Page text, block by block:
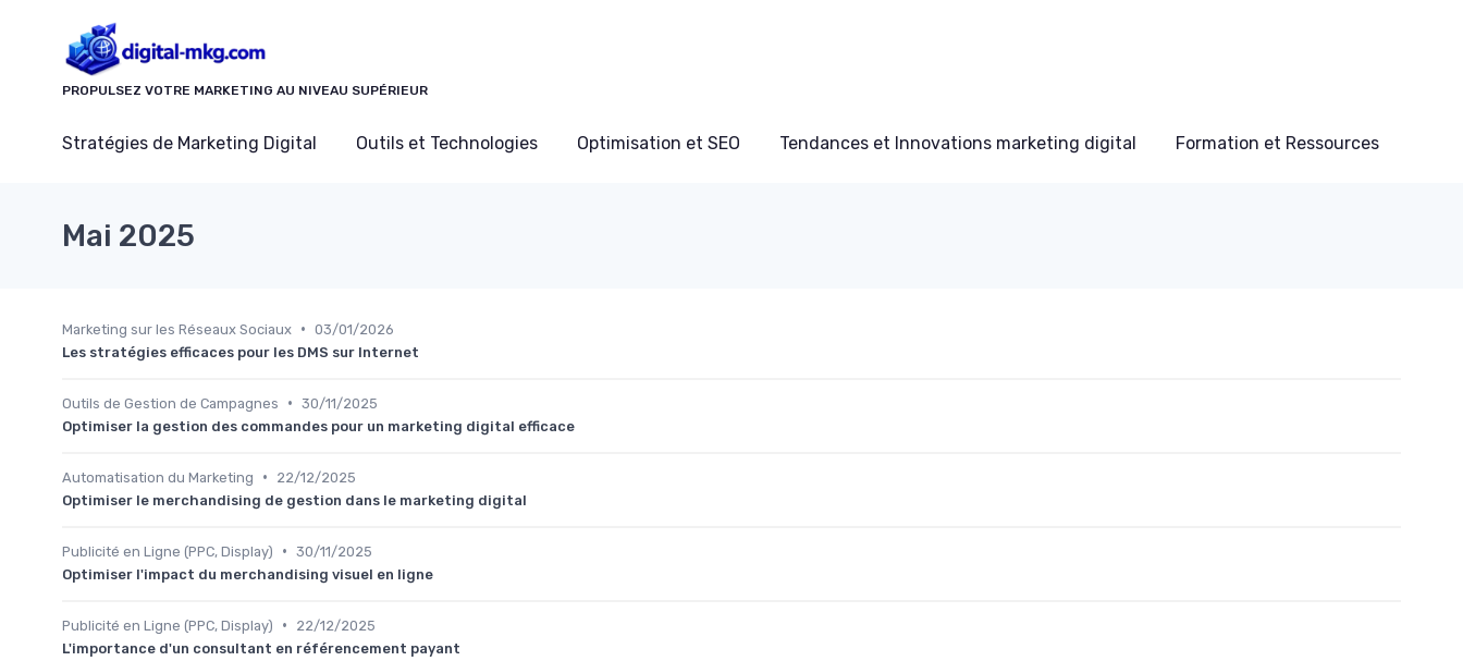
PROPULSEZ VOTRE MARKETING AU NIVEAU SUPÉRIEUR
Stratégies de Marketing Digital Outils et Technologies Optimisation et SEO Tendances et Innovations marketing digital Formation et Ressources
Mai 2025
Marketing sur les Réseaux Sociaux • 03/01/2026
Les stratégies efficaces pour les DMS sur Internet
Outils de Gestion de Campagnes • 30/11/2025
Optimiser la gestion des commandes pour un marketing digital efficace
Automatisation du Marketing •
22/12/2025
Optimiser le merchandising de gestion dans le marketing digital
Publicité en Ligne (PPC, Display) • 30/11/2025
Optimiser l'impact du merchandising visuel en ligne
Publicité en Ligne (PPC, Display) •
22/12/2025
L'importance d'un consultant en référencement payant